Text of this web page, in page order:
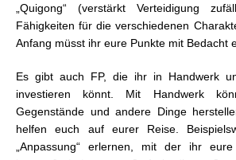
„Quigong“ (verstärkt Verteidigung
Fähigkeiten für die verschiedenen
Anfang müsst ihr eure Punkte mit Bedacht
Es gibt auch FP, die ihr in Handwerk
investieren könnt. Mit Handwerk
Gegenstände und andere Dinge
helfen euch auf eurer Reise.
„Anpassung“ erlernen, mit der ihr